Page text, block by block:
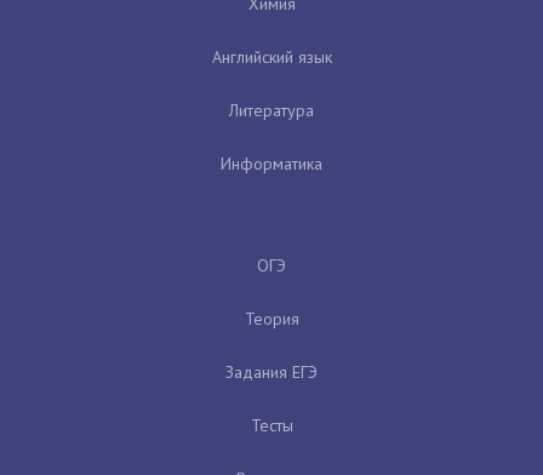
Английский язык
Литература
Информатика
ОГЭ
Теория
Задания ЕГЭ
Тесты